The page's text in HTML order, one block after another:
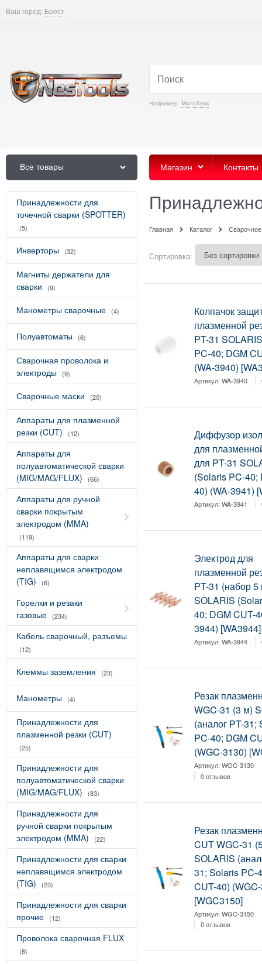
Ваш город: Брест
Например: Мотоблок
Все товары Магазин Контакты
Принадлежности для
точечной сварки (SPOTTER)
(5)
Инверторы (32)
Магниты держатели для
сварки
(9)
Манометры сварочные (4)
Полуавтоматы (6)
Сварочная проволока и
электроды
(9)
Сварочные маски (20)
Аппараты для плазменной
резки (CUT)
(12)
Аппараты для
полуавтоматической сварки
(MIG/MAG/FLUX)
(66)
Аппараты для ручной
сварки покрытым
электродом (MMA)
(119)
Аппараты для сварки
неплавящимся электродом
(TIG)
(6)
Горелки и резаки
газовые
(234)
Кабель сварочный, разъемы
(12)
Клеммы заземления (23)
Манометры (4)
Принадлежности для
плазменной резки (CUT)
(25)
Принадлежности для
полуавтоматической сварки
(MIG/MAG/FLUX)
(83)
Принадлежности для
ручной сварки покрытым
электродом (MMA)
(22)
Принадлежности для сварки
неплавящимся электродом
(TIG)
(23)
Принадлежности для сварки
прочие
(12)
Проволока сварочная FLUX
(8)
Главная Каталог
Сортировка:
Колпачок
плазменной
PT-31
PC-40; DGM
(WA-3940)
Артикул:WA-3940
Диффузор
для
для PT-31
(Solaris PC-40;
40) (WA-3941)
Артикул:WA-3941
Электрод для
плазменной
PT-31 (набор
SOLARIS
40; DGM CUT-
3944) [WA3944]
Артикул:WA-3944
Резак
WGC-31 (3 м)
(аналог PT-31;
PC-40; DGM
(WGC-3130)
Артикул:WGC-3130
0 отзывов
Резак
CUT WGC-31
SOLARIS
31; Solaris PC-
CUT-40)
[WGC3150]
Артикул:WGC-3150
0 отзывов